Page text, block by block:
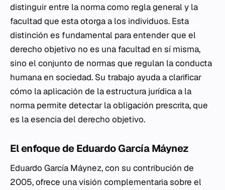
distinguir entre la norma como regla general y la
facultad que esta otorga a los individuos. Esta
distinción es fundamental para entender que el
derecho objetivo no es una facultad en sí misma,
sino el conjunto de normas que regulan la conducta
humana en sociedad. Su trabajo ayuda a clarificar
cómo la aplicación de la estructura jurídica a la
norma permite detectar la obligación prescrita, que
es la esencia del derecho objetivo.
El enfoque de Eduardo García Máynez
Eduardo García Máynez, con su contribución de
2005, ofrece una visión complementaria sobre el